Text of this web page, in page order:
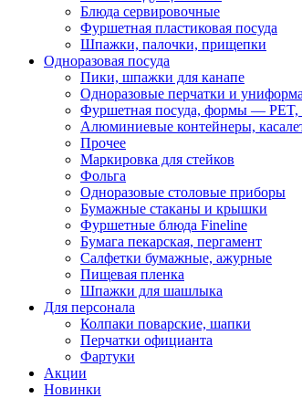
Блюда сервировочные
Фуршетная пластиковая посуда
Шпажки, палочки, прищепки
Одноразовая посуда
Пики, шпажки для канапе
Одноразовые перчатки и униформа
Фуршетная посуда, формы — PET,
Алюминиевые контейнеры,
Прочее
Маркировка для стейков
Фольга
Одноразовые столовые приборы
Бумажные стаканы и крышки
Фуршетные блюда Fineline
Бумага пекарская, пергамент
Салфетки бумажные, ажурные
Пищевая пленка
Шпажки для шашлыка
Для персонала
Колпаки поварские, шапки
Перчатки официанта
Фартуки
Акции
Новинки